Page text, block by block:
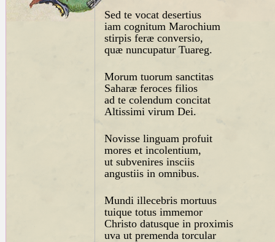
Sed te vocat desertius
iam cognitum Marochium
stirpis feræ conversio,
quæ nuncupatur Tuareg.
Morum tuorum sanctitas
Saharæ feroces filios
ad te colendum concitat
Altissimi virum Dei.
Novisse linguam profuit
mores et incolentium,
ut subvenires insciis
angustiis in omnibus.
Mundi illecebris mortuus
tuique totus immemor
Christo datusque in proximis
uva ut premenda torcular